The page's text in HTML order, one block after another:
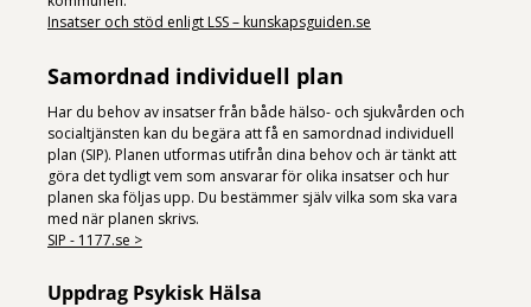
Insatser och stöd enligt LSS – kunskapsguiden.se
Samordnad individuell plan
Har du behov av insatser från både hälso- och sjukvården och
socialtjänsten kan du begära att få en samordnad individuell
plan (SIP). Planen utformas utifrån dina behov och är tänkt att
göra det tydligt vem som ansvarar för olika insatser och hur
planen ska följas upp. Du bestämmer själv vilka som ska vara
med när planen skrivs.
SIP - 1177.se >
Uppdrag Psykisk Hälsa